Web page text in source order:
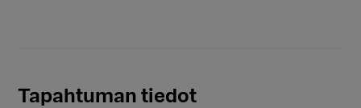
Tapahtuman tiedot